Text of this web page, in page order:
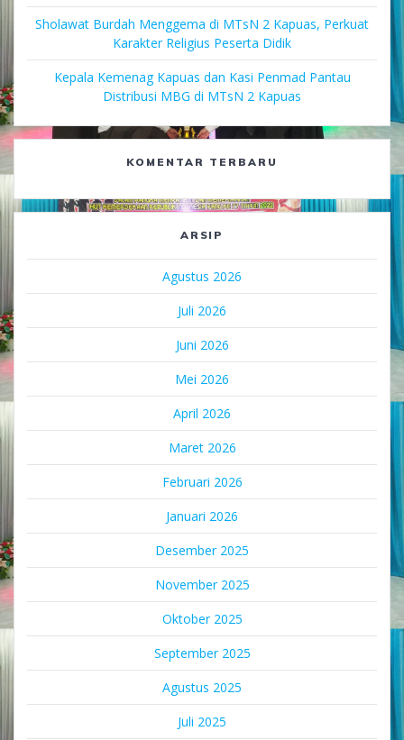
Sholawat Burdah Menggema di MTsN 2 Kapuas, Perkuat
Karakter Religius Peserta Didik
Kepala Kemenag Kapuas dan Kasi Penmad Pantau
Distribusi MBG di MTsN 2 Kapuas
KOMENTAR TERBARU
ARSIP
Agustus 2026
Juli 2026
Juni 2026
Mei 2026
April 2026
Maret 2026
Februari 2026
Januari 2026
Desember 2025
November 2025
Oktober 2025
September 2025
Agustus 2025
Juli 2025